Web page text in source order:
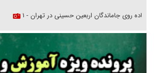
پیاده روی جاماندگان اربعین حسینی در تهران - ۱
فریاد‌ها و ناله‌های دوستان مبارزدلم را آتش می‌زد
تغییر رویه دشمن در ترور از شیخ فضل‌الله تا مصباح یزدی